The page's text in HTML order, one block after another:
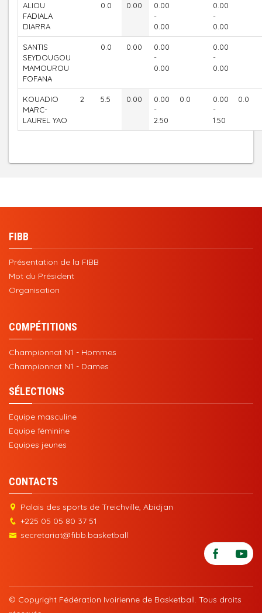
ALIOU
FADIALA
DIARRA
0.0 0.00
0.00
-
0.00
0.00
-
0.00
SANTIS
SEYDOUGOU
MAMOUROU
FOFANA
0.0 0.00
0.00
-
0.00
0.00
-
0.00
KOUADIO
MARC-
LAUREL YAO
2 5.5 0.00
0.00
-
2.50
0.0
0.00
-
1.50
0.0
FIBB
Présentation de la FIBB
Mot du Président
Organisation
COMPÉTITIONS
Championnat N1 - Hommes
Championnat N1 - Dames
SÉLECTIONS
Equipe masculine
Equipe féminine
Equipes jeunes
CONTACTS
Palais des sports de Treichville, Abidjan
+225 05 05 80 37 51
secretariat@fibb.basketball
© Copyright Fédération Ivoirienne de Basketball. Tous droits